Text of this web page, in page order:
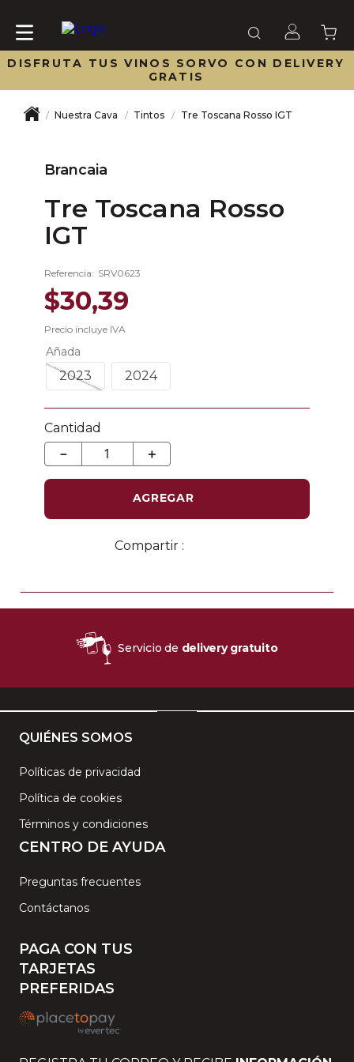
DISFRUTA TUS VINOS SORVO CON DELIVERY
GRATIS
Nuestra Cava Tintos Tre Toscana Rosso IGT
Brancaia
Tre Toscana Rosso
IGT
Referencia: SRV0623
$30,39
Precio incluye IVA
Añada
2023 2024
Cantidad
＋
－
AGREGAR
Servicio de delivery gratuito
QUIÉNES SOMOS
Políticas de privacidad
Política de cookies
Términos y condiciones
CENTRO DE AYUDA
Preguntas frecuentes
Contáctanos
PAGA CON TUS
TARJETAS
PREFERIDAS